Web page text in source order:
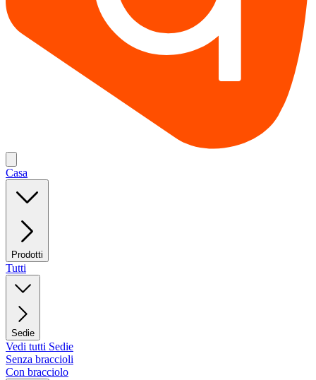
Casa
Prodotti
Tutti
Sedie
Vedi tutti Sedie
Senza braccioli
Con bracciolo